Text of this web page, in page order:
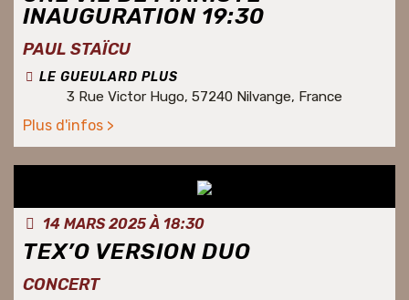
INAUGURATION 19:30
PAUL STAÏCU
LE GUEULARD PLUS
3 Rue Victor Hugo, 57240 Nilvange, France
Plus d'infos >
14 MARS 2025 À 18:30
TEX’O VERSION DUO
CONCERT